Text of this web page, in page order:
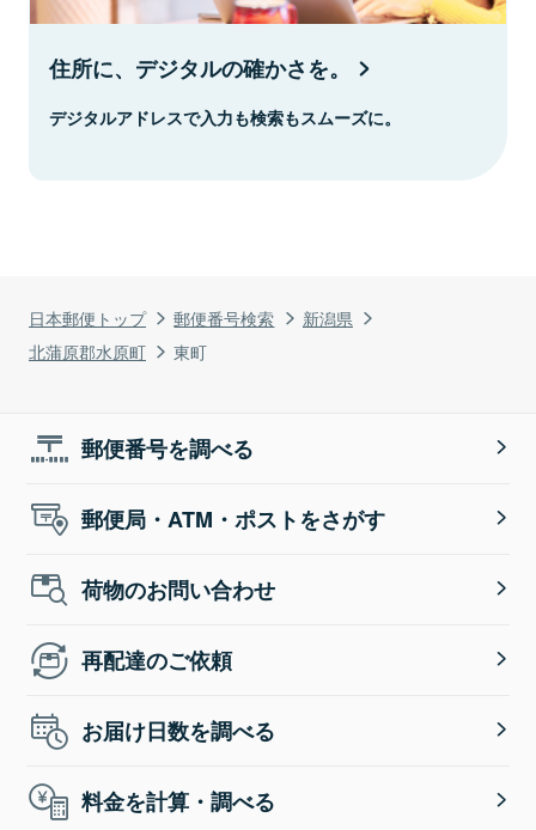
日本郵便トップ 郵便番号検索
新潟県
北蒲原郡水原町
東町
住所に、デジタルの確かさを。
デジタルアドレスで入力も検索もスムーズに。
郵便番号を調べる
郵便局・ATM・ポストをさがす
荷物のお問い合わせ
再配達のご依頼
お届け日数を調べる
料金を計算・調べる